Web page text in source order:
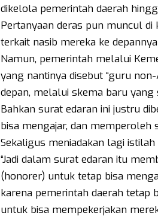
dikelola pemerintah daerah
Pertanyaan deras pun muncul
terkait nasib mereka ke
Namun, pemerintah melalui
yang nantinya disebut “guru
depan, melalui skema baru
Bahkan surat edaran ini justru
bisa mengajar, dan memperoleh
Sekaligus meniadakan lagi
“Jadi dalam surat edaran itu
(honorer) untuk tetap bisa
karena pemerintah daerah
untuk bisa mempekerjakan